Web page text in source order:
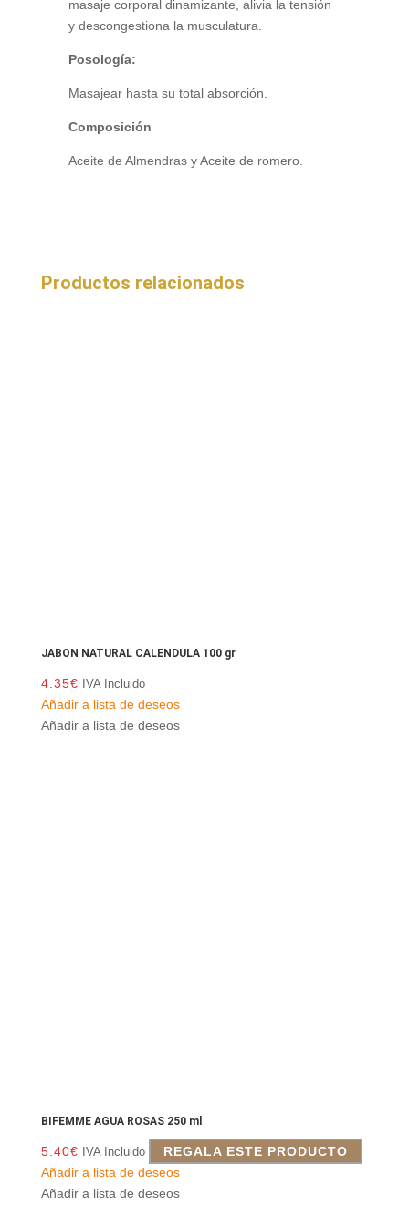
masaje corporal dinamizante, alivia la tensión
y descongestiona la musculatura.
Posología:
Masajear hasta su total absorción.
Composición
Aceite de Almendras y Aceite de romero.
Productos relacionados
JABON NATURAL CALENDULA 100 gr
4.35€ IVA Incluido
Añadir a lista de deseos
Añadir a lista de deseos
BIFEMME AGUA ROSAS 250 ml
5.40€ IVA Incluido
REGALA ESTE PRODUCTO
Añadir a lista de deseos
Añadir a lista de deseos